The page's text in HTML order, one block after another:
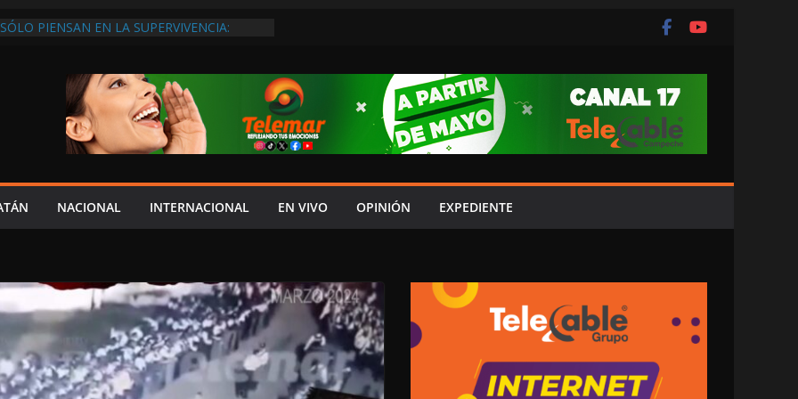
PIENSAN EN LA SUPERVIVENCIA:
REHABILITAR EL CAMINO #LA
DEL NORTE
A CAMPAMENTOS TORTUGUEROS,
LAYDA SE “LEVANTA LA CORBATA” PARA
APOYA A LA ECOLOGÍA: COSGAYA
VERGÜENZA!
EN CAMPECHE Y NADIE
NACIONAL INTERNACIONAL EN VIVO OPINIÓN EXPEDIENTE